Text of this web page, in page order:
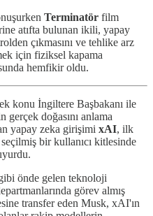
Terminatör film
atıfta bulunan ikili, yapay
çıkmasını ve tehlike arz
için fiziksel kapama
hemfikir oldu.
konu İngiltere Başbakanı ile
gerçek doğasını anlama
yapay zeka girişimi xAI, ilk
bir kullanıcı kitlesinde
önde gelen teknoloji
görev almış
transfer eden Musk, xAI'ın